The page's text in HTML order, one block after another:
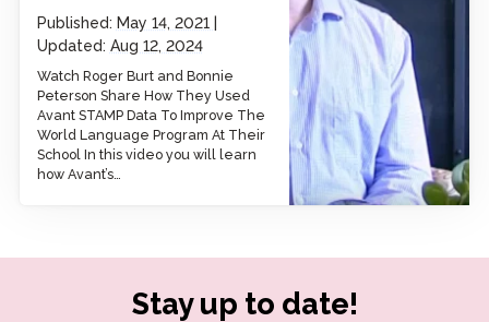
Published: May 14, 2021
Updated: Aug 12, 2024
Watch Roger Burt and Bonnie
Peterson Share How They Used
Avant STAMP Data To Improve The
World Language Program At Their
School In this video you will learn
how Avant’s…
Stay up to date!